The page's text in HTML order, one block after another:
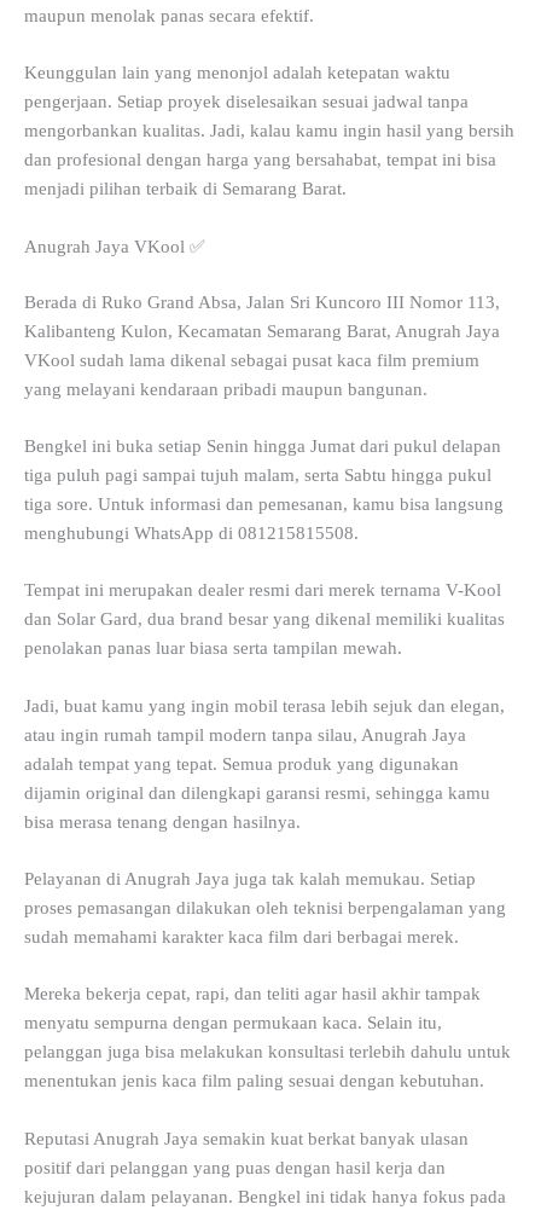
maupun menolak panas secara efektif.
Keunggulan lain yang menonjol adalah ketepatan waktu
pengerjaan. Setiap proyek diselesaikan sesuai jadwal tanpa
mengorbankan kualitas. Jadi, kalau kamu ingin hasil yang bersih
dan profesional dengan harga yang bersahabat, tempat ini bisa
menjadi pilihan terbaik di Semarang Barat.
Anugrah Jaya VKool ✅
Berada di Ruko Grand Absa, Jalan Sri Kuncoro III Nomor 113,
Kalibanteng Kulon, Kecamatan Semarang Barat, Anugrah Jaya
VKool sudah lama dikenal sebagai pusat kaca film premium
yang melayani kendaraan pribadi maupun bangunan.
Bengkel ini buka setiap Senin hingga Jumat dari pukul delapan
tiga puluh pagi sampai tujuh malam, serta Sabtu hingga pukul
tiga sore. Untuk informasi dan pemesanan, kamu bisa langsung
menghubungi WhatsApp di 081215815508.
Tempat ini merupakan dealer resmi dari merek ternama V-Kool
dan Solar Gard, dua brand besar yang dikenal memiliki kualitas
penolakan panas luar biasa serta tampilan mewah.
Jadi, buat kamu yang ingin mobil terasa lebih sejuk dan elegan,
atau ingin rumah tampil modern tanpa silau, Anugrah Jaya
adalah tempat yang tepat. Semua produk yang digunakan
dijamin original dan dilengkapi garansi resmi, sehingga kamu
bisa merasa tenang dengan hasilnya.
Pelayanan di Anugrah Jaya juga tak kalah memukau. Setiap
proses pemasangan dilakukan oleh teknisi berpengalaman yang
sudah memahami karakter kaca film dari berbagai merek.
Mereka bekerja cepat, rapi, dan teliti agar hasil akhir tampak
menyatu sempurna dengan permukaan kaca. Selain itu,
pelanggan juga bisa melakukan konsultasi terlebih dahulu untuk
menentukan jenis kaca film paling sesuai dengan kebutuhan.
Reputasi Anugrah Jaya semakin kuat berkat banyak ulasan
positif dari pelanggan yang puas dengan hasil kerja dan
kejujuran dalam pelayanan. Bengkel ini tidak hanya fokus pada